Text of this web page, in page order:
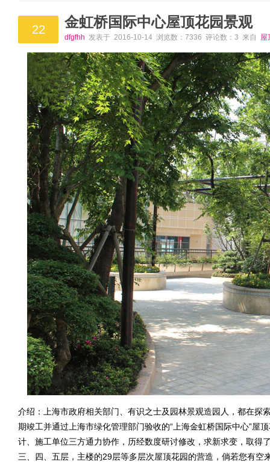
22 金虹桥国际中心屋顶花园景观
dfgfhh 发表于 2016-10-14 浏览数：7336 评论数：3 来自 屋
介绍：上海市政府相关部门、有识之士及园林景观造园人，都在探
期竣工并通过上海市绿化管理部门验收的“上海金虹桥国际中心”屋
计、施工单位三方通力协作，历经数度研讨修改，求新求变，取得
三、四、五层，主楼的29层等多层次屋顶花园的营造，倘若您有空